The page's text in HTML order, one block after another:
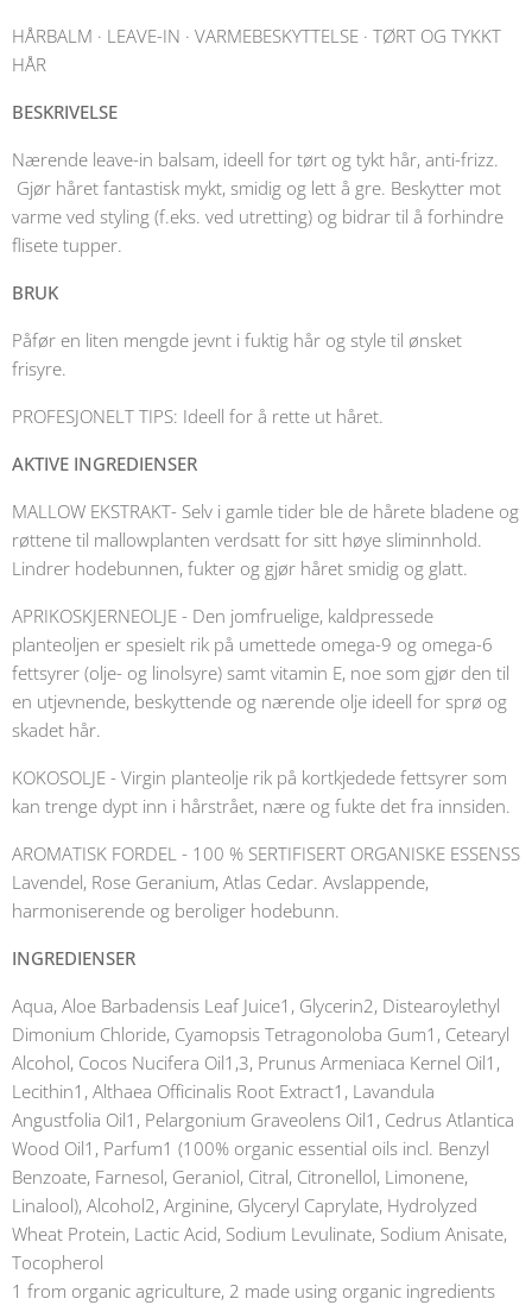
HÅRBALM · LEAVE-IN · VARMEBESKYTTELSE · TØRT OG TYKKT
HÅR
BESKRIVELSE
Nærende leave-in balsam, ideell for tørt og tykt hår, anti-frizz.
Gjør håret fantastisk mykt, smidig og lett å gre. Beskytter mot
varme ved styling (f.eks. ved utretting) og bidrar til å forhindre
flisete tupper.
BRUK
Påfør en liten mengde jevnt i fuktig hår og style til ønsket
frisyre.
PROFESJONELT TIPS: Ideell for å rette ut håret.
AKTIVE INGREDIENSER
MALLOW EKSTRAKT- Selv i gamle tider ble de hårete bladene og
røttene til mallowplanten verdsatt for sitt høye sliminnhold.
Lindrer hodebunnen, fukter og gjør håret smidig og glatt.
APRIKOSKJERNEOLJE - Den jomfruelige, kaldpressede
planteoljen er spesielt rik på umettede omega-9 og omega-6
fettsyrer (olje- og linolsyre) samt vitamin E, noe som gjør den til
en utjevnende, beskyttende og nærende olje ideell for sprø og
skadet hår.
KOKOSOLJE - Virgin planteolje rik på kortkjedede fettsyrer som
kan trenge dypt inn i hårstrået, nære og fukte det fra innsiden.
AROMATISK FORDEL - 100 % SERTIFISERT ORGANISKE ESSENSS
Lavendel, Rose Geranium, Atlas Cedar. Avslappende,
harmoniserende og beroliger hodebunn.
INGREDIENSER
Aqua, Aloe Barbadensis Leaf Juice1, Glycerin2, Distearoylethyl
Dimonium Chloride, Cyamopsis Tetragonoloba Gum1, Cetearyl
Alcohol, Cocos Nucifera Oil1,3, Prunus Armeniaca Kernel Oil1,
Lecithin1, Althaea Officinalis Root Extract1, Lavandula
Angustfolia Oil1, Pelargonium Graveolens Oil1, Cedrus Atlantica
Wood Oil1, Parfum1 (100% organic essential oils incl. Benzyl
Benzoate, Farnesol, Geraniol, Citral, Citronellol, Limonene,
Linalool), Alcohol2, Arginine, Glyceryl Caprylate, Hydrolyzed
Wheat Protein, Lactic Acid, Sodium Levulinate, Sodium Anisate,
Tocopherol
1 from organic agriculture, 2 made using organic ingredients